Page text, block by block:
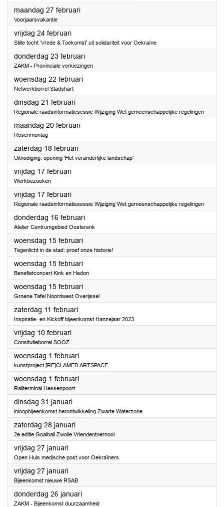
maandag 27 februari2023
Voorjaarsvakantie
vrijdag 24 februari2023
Stille tocht ‘Vrede & Toekomst’ uit solidariteit voor Oekraïne
donderdag 23 februari2023
ZAKM - Provinciale verkiezingen
woensdag 22 februari2023
Netwerkborrel Stadshart
dinsdag 21 februari2023
Regionale raadsinformatiesessie Wijziging Wet gemeenschappelijke regelingen
maandag 20 februari2023
Rosenmontag
zaterdag 18 februari2023
Uitnodiging: opening 'Het veranderlijke landschap'
vrijdag 17 februari2023
Werkbezoeken
vrijdag 17 februari2023
Regionale raadsinformatiesessie Wijziging Wet gemeenschappelijke regelingen
donderdag 16 februari2023
Atelier Centrumgebied Oosterenk
woensdag 15 februari2023
Tegenlicht in de stad: proef onze historie!
woensdag 15 februari2023
Benefietconcert Kink en Hedon
woensdag 15 februari2023
Groene Tafel Noordwest Overijssel
zaterdag 11 februari2023
Inspiratie- en Kickoff bijeenkomst Hanzejaar 2023
vrijdag 10 februari2023
Consitutieborrel SOOZ
woensdag 1 februari2023
kunstproject [RE]CLAMED ARTSPACE
woensdag 1 februari2023
Railterminal Hessenpoort
dinsdag 31 januari2023
inloopbijeenkomst herontwikkeling Zwarte Waterzone
zaterdag 28 januari2023
2e editie Goalball Zwolle Vriendentoernooi
vrijdag 27 januari2023
Open Huis medische post voor Oekraïners
vrijdag 27 januari2023
Bijeenkomst nieuwe RSAB
donderdag 26 januari2023
ZAKM - Bijeenkomst duurzaamheid